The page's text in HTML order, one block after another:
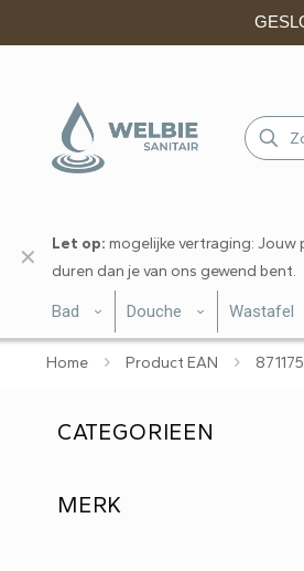
Let op: mogelijke vertraging:
duren dan je van ons gewend bent.
✕
Bad Douche Wastafel
Home Product EAN
CATEGORIEEN
MERK